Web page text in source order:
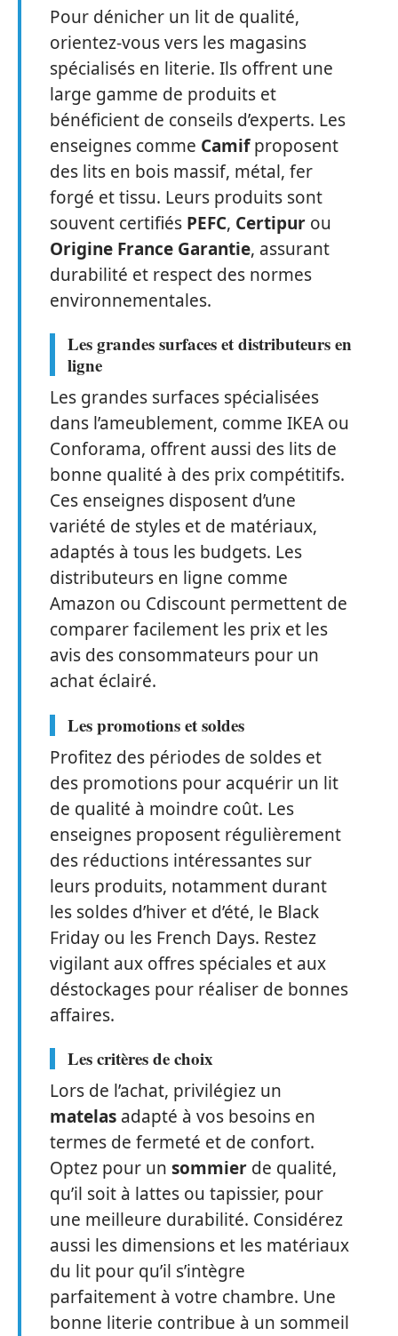
Pour dénicher un lit de qualité,
orientez-vous vers les magasins
spécialisés en literie. Ils offrent une
large gamme de produits et
bénéficient de conseils d’experts. Les
enseignes comme Camifproposent
des lits en bois massif, métal, fer
forgé et tissu. Leurs produits sont
souvent certifiés PEFC, Certipur ou
Origine France Garantie, assurant
durabilité et respect des normes
environnementales.
Les grandes surfaces et distributeurs en
ligne
Les grandes surfaces spécialisées
dans l’ameublement, comme IKEA ou
Conforama, offrent aussi des lits de
bonne qualité à des prix compétitifs.
Ces enseignes disposent d’une
variété de styles et de matériaux,
adaptés à tous les budgets. Les
distributeurs en ligne comme
Amazon ou Cdiscount permettent de
comparer facilement les prix et les
avis des consommateurs pour un
achat éclairé.
Les promotions et soldes
Profitez des périodes de soldes et
des promotions pour acquérir un lit
de qualité à moindre coût. Les
enseignes proposent régulièrement
des réductions intéressantes sur
leurs produits, notamment durant
les soldes d’hiver et d’été, le Black
Friday ou les French Days. Restez
vigilant aux offres spéciales et aux
déstockages pour réaliser de bonnes
affaires.
Les critères de choix
Lors de l’achat, privilégiez un
matelas adapté à vos besoins en
termes de fermeté et de confort.
Optez pour un sommier de qualité,
qu’il soit à lattes ou tapissier, pour
une meilleure durabilité. Considérez
aussi les dimensions et les matériaux
du lit pour qu’il s’intègre
parfaitement à votre chambre. Une
bonne literie contribue à un sommeil